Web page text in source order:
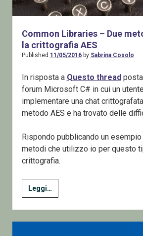
Common Libraries – Due
la crittografia AES
Published 11/05/2016by Sabrina Cosolo
In risposta a Questo thread
forum Microsoft C# in cui un
implementare una chat
metodo AES e ha trovato delle
Rispondo pubblicando un
metodi che utilizzo io per questo
crittografia.
Leggi…Common
Libraries
–
Due